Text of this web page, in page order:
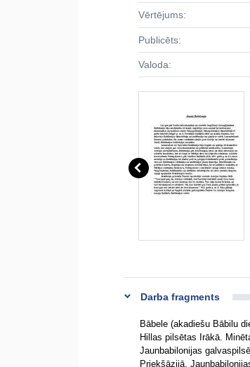
Vērtējums:
Publicēts:
Valoda:
Darba fragments
Bābele (akadiešu Bābilu
Hillas pilsētas Irākā.
Jaunbabilonijas
Priekšāzijā.